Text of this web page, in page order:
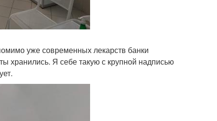
уже современных лекарств банки
хранились. Я себе такую с крупной надписью